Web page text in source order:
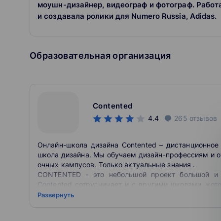
моушн-дизайнер, видеограф и фотограф.
и создавала ролики для Numero Russia, Adidas.
Образовательная организация
Contented
4.4 265 отзывов
Онлайн-школа дизайна Contented –
школа дизайна. Мы обучаем дизайн-профессиям и
очных кампусов. Только актуальные знания .
CONTENTED - это небольшой проект большой и
Contented сотрудничает и с другими школами,
навыков студентами "Конты". Может быть, стоило
"Скилфэктори", а напрячь силы в поиске и
Развернуть